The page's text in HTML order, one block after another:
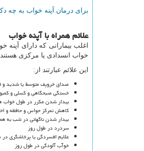
برای درمان آپنه خواب به چه
علائم همراه با آپنه خواب
اغلب بیمارانی که دارای آپنه
خواب انسدادی یا مرکزی
این علائم عبارتند از:
صدای خروپف متوسط یا شدید
خستگی صبحگاهی و کسلی و
بیدار شدن مکرر در طول خواب
کاهش تمرکز حواس و حافظه و
بیدار شدن ناگهانی در شب به
سردرد در طول روز
علایم افسردگی یا پرخاشگری
خوآب آلودگی در طول روز